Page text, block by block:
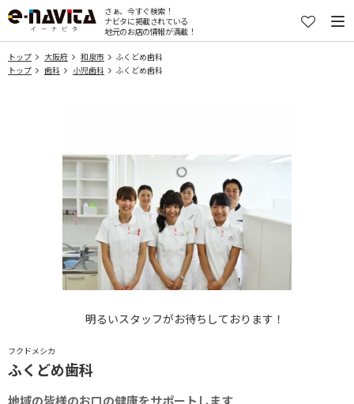
さぁ、今すぐ検索！
ナビタに掲載されている
地元のお店の情報が満載！
トップ 大阪府 和泉市
ふくどめ歯科
トップ
歯科 小児歯科 ふくどめ歯科
フクドメシカ
ふくどめ歯科
明るいスタッフがお待ちしております！